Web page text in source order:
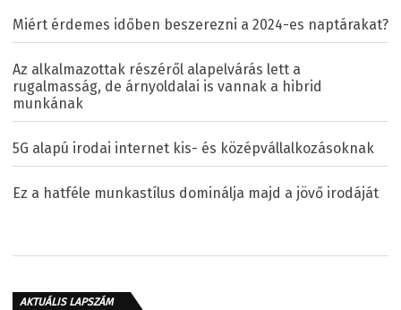
Miért érdemes időben beszerezni a 2024-es naptárakat?
Az alkalmazottak részéről alapelvárás lett a
rugalmasság, de árnyoldalai is vannak a hibrid
munkának
5G alapú irodai internet kis- és középvállalkozásoknak
Ez a hatféle munkastílus dominálja majd a jövő irodáját
AKTUÁLIS LAPSZÁM